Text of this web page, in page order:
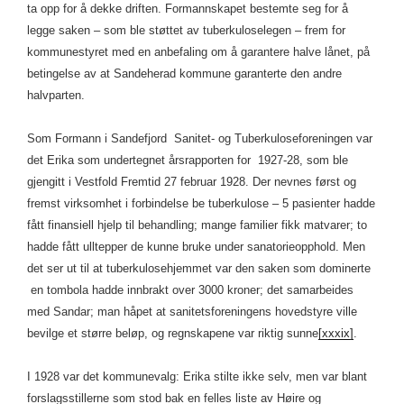
ta opp for å dekke driften. Formannskapet bestemte seg for å
legge saken – som ble støttet av tuberkuloselegen – frem for
kommunestyret med en anbefaling om å garantere halve lånet, på
betingelse av at Sandeherad kommune garanterte den andre
halvparten.
Som Formann i Sandefjord Sanitet- og Tuberkuloseforeningen var
det Erika som undertegnet årsrapporten for 1927-28, som ble
gjengitt i Vestfold Fremtid 27 februar 1928. Der nevnes først og
fremst virksomhet i forbindelse be tuberkulose – 5 pasienter hadde
fått finansiell hjelp til behandling; mange familier fikk matvarer; to
hadde fått ulltepper de kunne bruke under sanatorieopphold. Men
det ser ut til at tuberkulosehjemmet var den saken som dominerte
en tombola hadde innbrakt over 3000 kroner; det samarbeides
med Sandar; man håpet at sanitetsforeningens hovedstyre ville
bevilge et større beløp, og regnskapene var riktig sunne[xxxix] .
I 1928 var det kommunevalg: Erika stilte ikke selv, men var blant
forslagsstillerne som stod bak en felles liste av Høire og